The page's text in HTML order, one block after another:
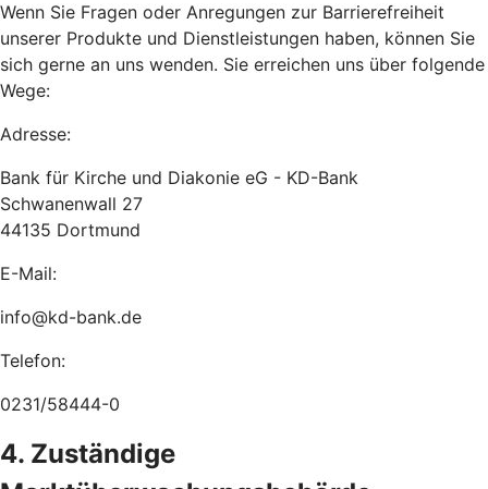
Wenn Sie Fragen oder Anregungen zur Barrierefreiheit
unserer Produkte und Dienstleistungen haben, können Sie
sich gerne an uns wenden. Sie erreichen uns über folgende
Wege:
Adresse:
Bank für Kirche und Diakonie eG - KD-Bank
Schwanenwall 27
44135 Dortmund
E-Mail:
info@kd-bank.de
Telefon:
0231/58444-0
4. Zuständige